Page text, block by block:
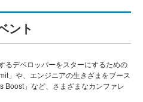
ント
るデベロッパーをスターにするための
」や、エンジニアの生きざまをブース
Boost」など、さまざまなカンファレ